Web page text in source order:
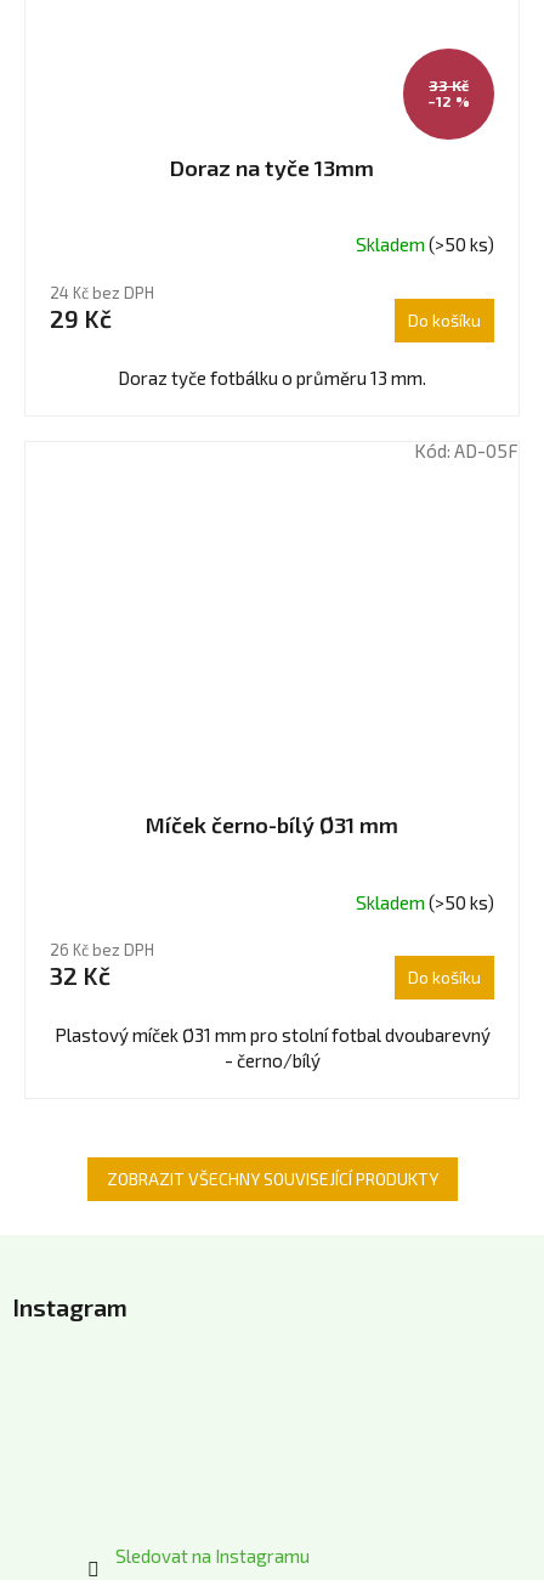
33 Kč
–12 %
Doraz na tyče 13mm
produktu
je
Skladem(>50 ks)
24 Kč bez DPH
29 Kč Do košíku
Doraz tyče fotbálku o průměru 13 mm.
Míček černo-bílý Ø31 mm
produktu
je
z
Kód: AD-05F
Skladem(>50 ks)
26 Kč bez DPH
32 Kč Do košíku
Plastový míček Ø31 mm pro stolní fotbal dvoubarevný
- černo/bílý
ZOBRAZIT VŠECHNY SOUVISEJÍCÍ PRODUKTY
pInstagram
Sledovat na Instagramu